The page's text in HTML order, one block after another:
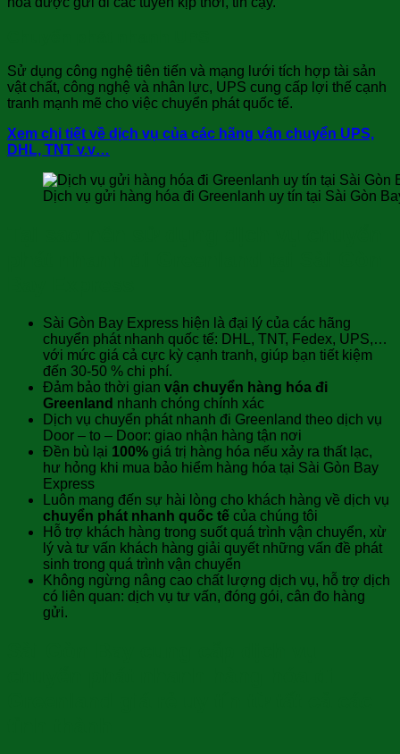
Sử dụng công nghệ tiên tiến và mạng lưới tích hợp tài sản
vật chất, công nghệ và nhân lực, UPS cung cấp lợi thế cạnh
tranh mạnh mẽ cho việc chuyển phát quốc tế.
Xem chi tiết về dịch vụ của các hãng vận chuyển UPS,
DHL, TNT v.v…
Dịch vụ gửi hàng hóa đi Greenlanh uy tín tại Sài Gòn
Sài Gòn Bay Express hiện là đại lý của các hãng
chuyển phát nhanh quốc tế: DHL, TNT, Fedex, UPS,…
với mức giá cả cực kỳ cạnh tranh, giúp bạn tiết kiệm
đến 30-50 % chi phí.
Đảm bảo thời gian vận chuyển hàng hóa đi
Greenland nhanh chóng chính xác
Dịch vụ chuyển phát nhanh đi Greenland theo dịch vụ
Door – to – Door: giao nhận hàng tận nơi
Đền bù lại 100% giá trị hàng hóa nếu xảy ra thất lạc,
hư hỏng khi mua bảo hiểm hàng hóa tại Sài Gòn Bay
Express
Luôn mang đến sự hài lòng cho khách hàng về dịch vụ
chuyển phát nhanh quốc tế của chúng tôi
Hỗ trợ khách hàng trong suốt quá trình vận chuyển, xừ
lý và tư vấn khách hàng giải quyết những vấn đề phát
sinh trong quá trình vận chuyển
Không ngừng nâng cao chất lượng dịch vụ, hỗ trợ dịch
có liên quan: dịch vụ tư vấn, đóng gói, cân đo hàng
gửi.